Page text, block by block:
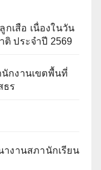
เสือ เนื่องในวัน
ประจำปี 2569
กงานเขตพื้นที่
ธร
งานสภานักเรียน